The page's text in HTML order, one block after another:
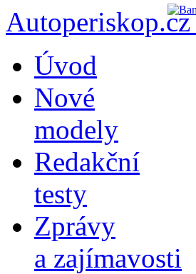
obsahu
webu
Úvod
Nové
modely
Redakční
testy
Zprávy
a zajímavosti